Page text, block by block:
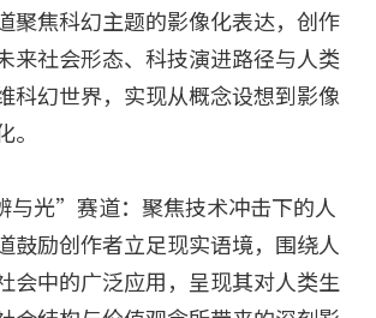
聚焦科幻主题的影像化表达，创作
来社会形态、科技演进路径与人类
科幻世界，实现从概念设想到影像
”赛道：聚焦技术冲击下的人
鼓励创作者立足现实语境，围绕人
会中的广泛应用，呈现其对人类生